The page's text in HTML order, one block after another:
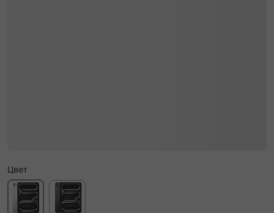
Цвет